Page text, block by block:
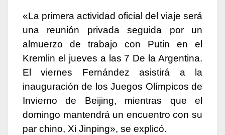
«La primera actividad oficial del viaje será
una reunión privada seguida por un
almuerzo de trabajo con Putin en el
Kremlin el jueves a las 7 De la Argentina.
El viernes Fernández asistirá a la
inauguración de los Juegos Olímpicos de
Invierno de Beijing, mientras que el
domingo mantendrá un encuentro con su
par chino, Xi Jinping», se explicó.